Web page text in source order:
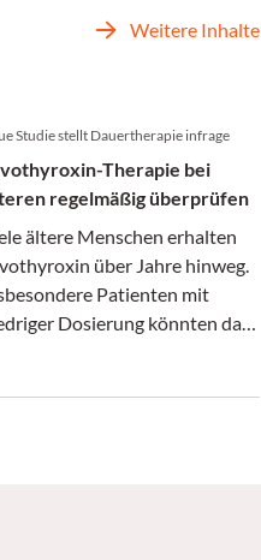
Weitere Inhalte
Studie stellt Dauertherapie infrage
Therapie bei
regelmäßig überprüfen
ältere Menschen erhalten
über Jahre hinweg.
Patienten mit
Dosierung könnten das